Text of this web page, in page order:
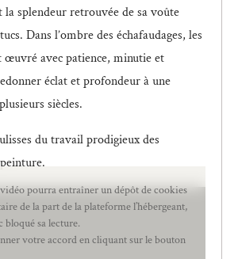
la splendeur retrouvée de sa voûte
Dans l’ombre des échafaudages, les
œuvré avec patience, minutie et
éclat et profondeur à une
siècles.
du travail prodigieux des
pourra entraîner un dépôt de cookies
de la part de la plateforme l’hébergeant,
bloqué sa lecture.
votre accord en cliquant sur le bouton